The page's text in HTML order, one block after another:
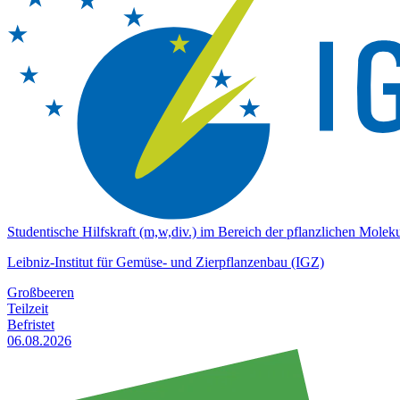
Studentische Hilfskraft (m,w,div.) im Bereich der pflanzlichen
Leibniz-Institut für Gemüse- und Zierpflanzenbau (IGZ)
Großbeeren
Teilzeit
Befristet
06.08.2026